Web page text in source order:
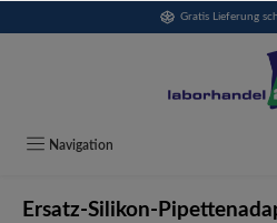
Gratis Lieferung
Navigation
Ersatz-Silikon-